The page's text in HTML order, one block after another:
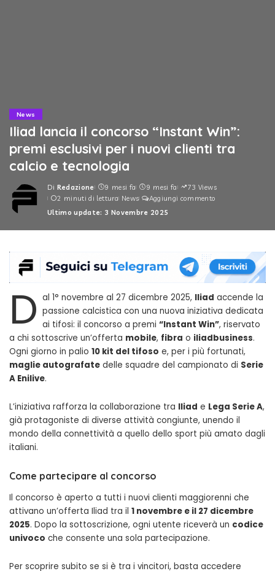
News
Iliad lancia il concorso “Instant Win”:
premi esclusivi per i nuovi clienti tra
calcio e tecnologia
Posted
by
Di Redazione 9 mesi fa 9 mesi fa
73 Views
2 minuti di lettura News
Aggiungi commento
Ultimo update: 3 Novembre 2025
D al 1° novembre al 27 dicembre 2025, Iliad accende la
passione calcistica con una nuova iniziativa dedicata
ai tifosi: il concorso a premi “Instant Win”, riservato
a chi sottoscrive un’offerta mobile, fibra o iliadbusiness.
Ogni giorno in palio 10 kit del tifoso e, per i più fortunati,
maglie autografate delle squadre del campionato di Serie
A Enilive.
L’iniziativa rafforza la collaborazione tra Iliad e Lega Serie A,
già protagoniste di diverse attività congiunte, unendo il
mondo della connettività a quello dello sport più amato dagli
italiani.
Come partecipare al concorso
Il concorso è aperto a tutti i nuovi clienti maggiorenni che
attivano un’offerta Iliad tra il 1 novembre e il 27 dicembre
2025. Dopo la sottoscrizione, ogni utente riceverà un codice
univoco che consente una sola partecipazione.
Per scoprire subito se si è tra i vincitori, basta accedere